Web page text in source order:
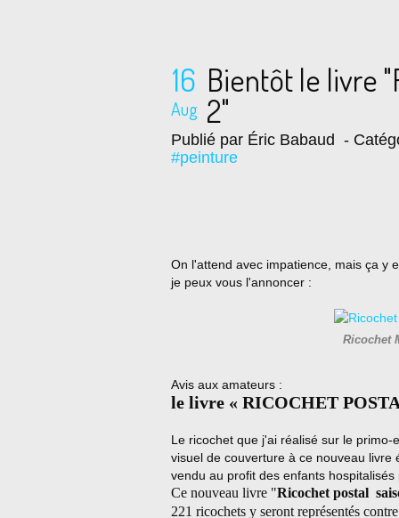
16
Aug
Bientôt le livre
2"
Publié par Éric Babaud -
#peinture
On l'attend avec impatience, mais ça y
je peux vous l'annoncer :
Ricochet
Avis aux amateurs :
le livre « RICOCHET
Le ricochet que j'ai réalisé sur le primo-
visuel de couverture à ce nouveau livre
vendu au profit des enfants hospitalisés
Ce nouveau livre "Ricochet postal
221 ricochets y seront représentés